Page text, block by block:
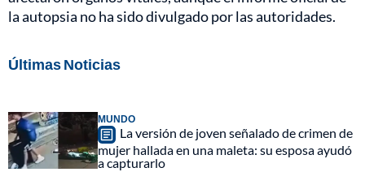
la autopsia no ha sido divulgado por las autoridades.
Últimas Noticias
MUNDO
La versión de joven señalado de crimen de
mujer hallada en una maleta: su esposa ayudó
a capturarlo